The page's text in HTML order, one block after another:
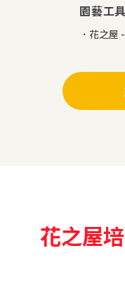
園藝工具
．花之屋
花之屋